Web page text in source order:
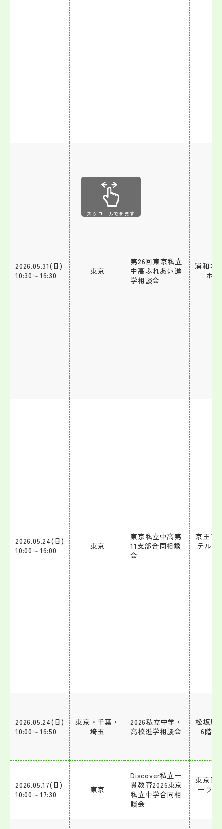
2026.05.31(日)
10:30～16:30
東京
第26回東京私立
中高ふれあい進
学相談会
浦和コ
ホ
2026.05.24(日)
10:00～16:00
東京
東京私立中高第
11支部合同相談
会
京王プ
テル八
2026.05.24(日)
10:00～16:50
東京・千葉・
埼玉
2026私立中学・
高校進学相談会
松坂屋
6階催
2026.05.17(日)
10:00～17:30
東京
Discover私立一
貫教育2026東京
私立中学合同相
談会
東京国
ーラ
スクロールできます